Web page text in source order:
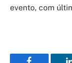
evento, com
Facebook